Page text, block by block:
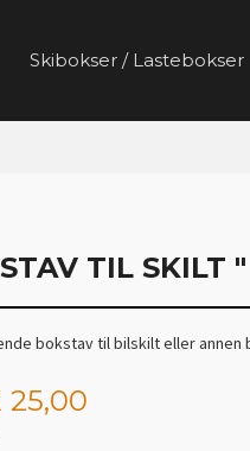
Skibokser / Lastebokser
TIL SKILT
bokstav til bilskilt eller annen
25,00